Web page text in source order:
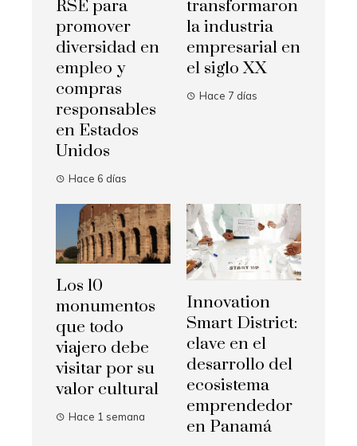
RSE para
promover
diversidad en
empleo y
compras
responsables
en Estados
Unidos
Hace 6 días
transformaron
la industria
empresarial en
el siglo XX
Hace 7 días
Los 10
monumentos
que todo
viajero debe
visitar por su
valor cultural
Hace 1 semana
Innovation
Smart District:
clave en el
desarrollo del
ecosistema
emprendedor
en Panamá